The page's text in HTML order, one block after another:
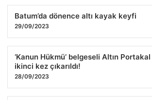
Batum’da dönence altı kayak keyfi
29/09/2023
‘Kanun Hükmü’ belgeseli Altın
ikinci kez çıkarıldı!
28/09/2023